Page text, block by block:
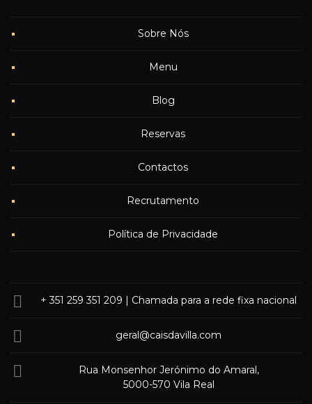
Sobre Nós
Menu
Blog
Reservas
Contactos
Recrutamento
Política de Privacidade
+ 351 259 351 209 | Chamada para a rede fixa nacional
geral@caisdavilla.com
Rua Monsenhor Jerónimo do Amaral,
5000-570 Vila Real